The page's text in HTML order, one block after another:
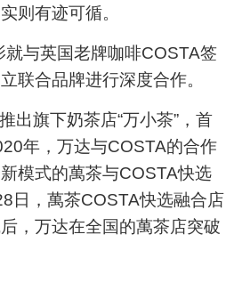
有迹可循。
与英国老牌咖啡COSTA签
联合品牌进行深度合作。
旗下奶茶店“万小茶”，首
年，万达与COSTA的合作
模式的萬茶与COSTA快选
日，萬茶COSTA快选融合店
，万达在全国的萬茶店突破